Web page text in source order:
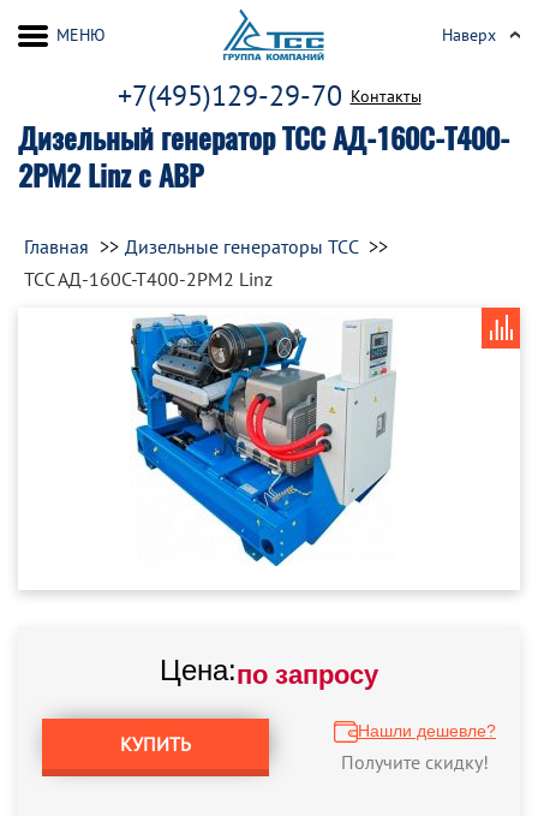
Дизельный генератор ТСС АД-160С-Т400-
2РМ2 Linz с АВР
+7(495)129-29-70 Контакты
МЕНЮ Наверх
Главная
Дизельные генераторы ТСС
ТСС АД-160С-Т400-2РМ2 Linz
Цена:по запросу
КУПИТЬ
Нашли дешевле?
Получите скидку!